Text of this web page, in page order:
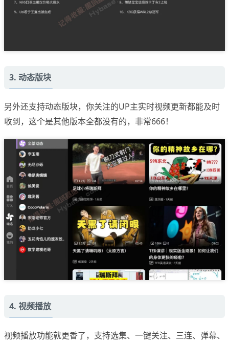
3. 动态版块
另外还支持动态版块，你关注的UP主实时视频更新都能及时
收到，这个是其他版本全都没有的，非常666！
4. 视频播放
视频播放功能就更香了，支持选集、一键关注、三连、弹幕、